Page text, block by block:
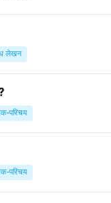
लेखन
परिचय
परिचय